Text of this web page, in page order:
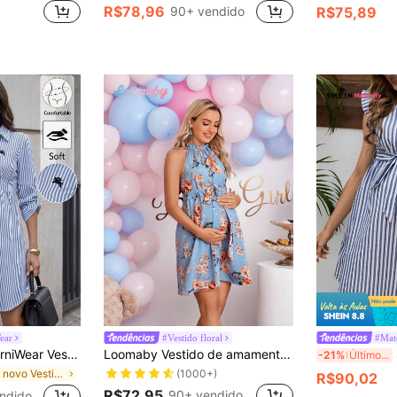
R$78,96 90+ vendido R$75,89
Feminino Azul Listrado com Botões na Frente para Trabalho e Lazer
em novo Vestidos De Maternidade
#Vestido floral
Loomaby Vestido de amamentação e maternidade com estampa floral, Vestido para Chá de Bebê
(1000+)
-21% Últimos 3 dias
R$90,02